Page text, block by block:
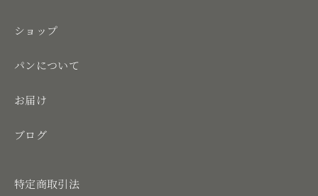
ショップ
パンについて
お届け
ブログ
特定商取引法